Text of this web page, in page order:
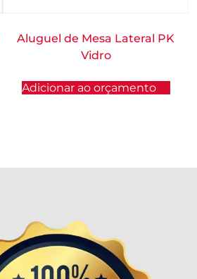
Aluguel de Mesa Lateral PK
Vidro
Adicionar ao orçamento